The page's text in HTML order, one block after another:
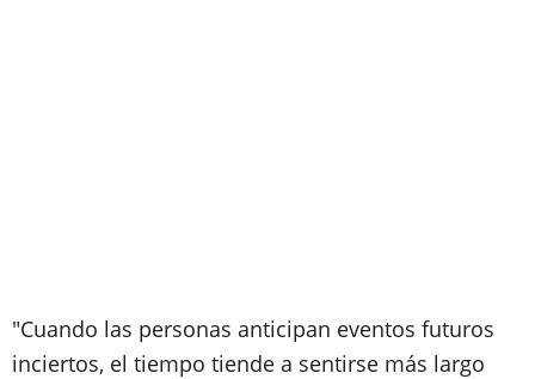
"Cuando las personas anticipan eventos futuros
inciertos, el tiempo tiende a sentirse más largo